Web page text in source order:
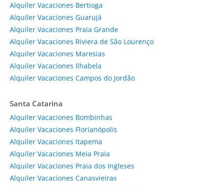
Alquiler Vacaciones Bertioga
Alquiler Vacaciones Guarujá
Alquiler Vacaciones Praia Grande
Alquiler Vacaciones Riviera de São Lourenço
Alquiler Vacaciones Maresias
Alquiler Vacaciones Ilhabela
Alquiler Vacaciones Campos do Jordão
Santa Catarina
Alquiler Vacaciones Bombinhas
Alquiler Vacaciones Florianópolis
Alquiler Vacaciones Itapema
Alquiler Vacaciones Meia Praia
Alquiler Vacaciones Praia dos Ingleses
Alquiler Vacaciones Canasvieiras